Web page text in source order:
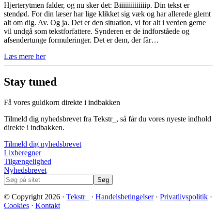
Hjerterytmen falder, og nu sker det: Biiiiiiiiiiiiiip. Din tekst er
stendød. For din læser har lige klikket sig væk og har allerede glemt
alt om dig. Av. Og ja. Det er den situation, vi for alt i verden gerne
vil undgå som tekstforfattere. Synderen er de indforståede og
afsendertunge formuleringer. Det er dem, der får…
Læs mere her
Stay tuned
Få vores guldkorn direkte i indbakken
Tilmeld dig nyhedsbrevet fra Tekstr_, så får du vores nyeste indhold
direkte i indbakken.
Tilmeld dig nyhedsbrevet
Footer
Lixberegner
Tilgængelighed
Nyhedsbrevet
Søg
på
sitet
© Copyright 2026 · Tekstr_ · Handelsbetingelser· Privatlivspolitik ·
Cookies · Kontakt